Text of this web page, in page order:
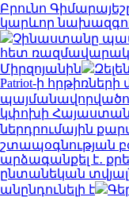
Բրունո
կարևոր
Չինաստանը
հետ
Միրզոյանին
Patriot-ի
կփոխի
ներդրումային
շտապօգնության
արձագանքել է․
ընտանեկան
անընդունելի է